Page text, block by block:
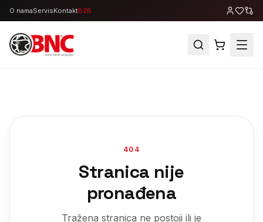
O namaServisKontaktB2B
404
Stranica nije
pronađena
Tražena stranica ne postoji ili je